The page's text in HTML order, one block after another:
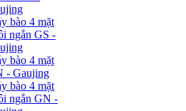
bào 4 mặt
ngắn GS -
bào 4 mặt
- Gaujing
bào 4 mặt
ngắn GN -